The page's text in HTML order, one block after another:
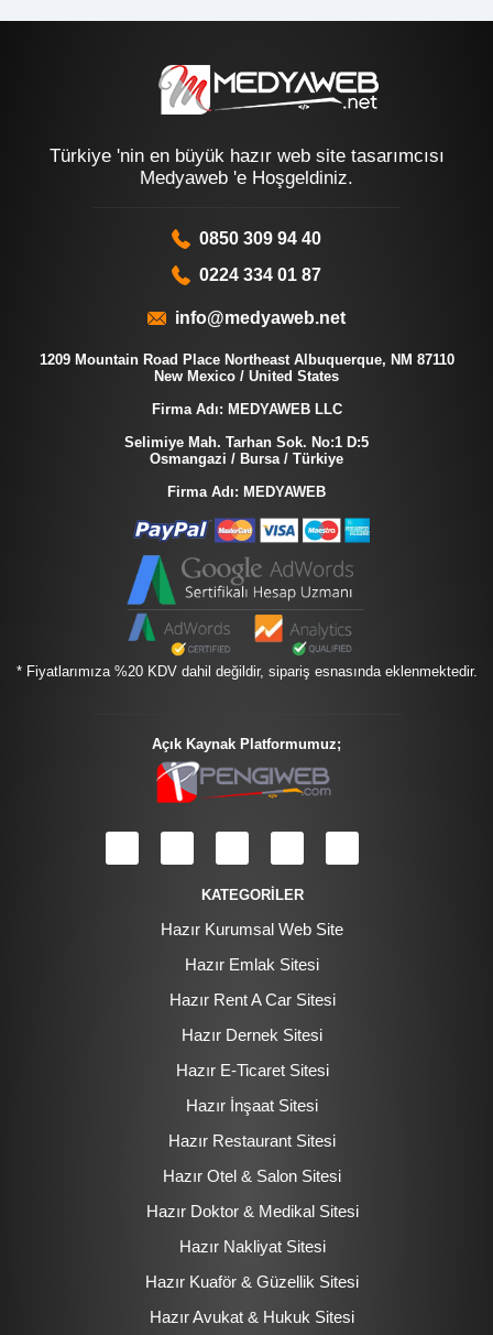
Türkiye 'nin en büyük hazır web site tasarımcısı
Medyaweb 'e Hoşgeldiniz.
0850 309 94 40
0224 334 01 87
info@medyaweb.net
1209 Mountain Road Place Northeast Albuquerque, NM 87110
New Mexico / United States
Firma Adı: MEDYAWEB LLC
Selimiye Mah. Tarhan Sok. No:1 D:5
Osmangazi / Bursa / Türkiye
Firma Adı: MEDYAWEB
* Fiyatlarımıza %20 KDV dahil değildir, sipariş esnasında eklenmektedir.
Açık Kaynak Platformumuz;
KATEGORİLER
Hazır Kurumsal Web Site
Hazır Emlak Sitesi
Hazır Rent A Car Sitesi
Hazır Dernek Sitesi
Hazır E-Ticaret Sitesi
Hazır İnşaat Sitesi
Hazır Restaurant Sitesi
Hazır Otel & Salon Sitesi
Hazır Doktor & Medikal Sitesi
Hazır Nakliyat Sitesi
Hazır Kuaför & Güzellik Sitesi
Hazır Avukat & Hukuk Sitesi